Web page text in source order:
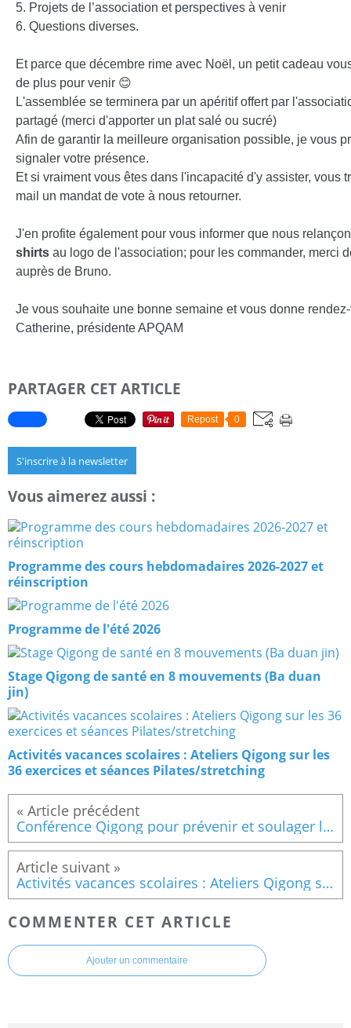
5. Projets de l’association et perspectives à venir
6. Questions diverses.
Et parce que décembre rime avec Noël, un petit cadeau
de plus pour venir 😊
L'assemblée se terminera par un apéritif offert par
partagé (merci d'apporter un plat salé ou sucré)
Afin de garantir la meilleure organisation possible, je vous
signaler votre présence.
Et si vraiment vous êtes dans l'incapacité d'y assister, vous
mail un mandat de vote à nous retourner.
J'en profite également pour vous informer que nous
shirts au logo de l'association; pour les commander, merci
auprès de Bruno.
Je vous souhaite une bonne semaine et vous donne
Catherine, présidente APQAM
PARTAGER CET ARTICLE
Repost 0
S'inscrire à la newsletter
Vous aimerez aussi :
Programme des cours hebdomadaires 2026-2027 et
réinscription
Programme de l'été 2026
Stage Qigong de santé en 8 mouvements (Ba duan
jin)
Activités vacances scolaires : Ateliers Qigong sur les
36 exercices et séances Pilates/stretching
Conférence Qigong pour prévenir et soulager les douleurs
Activités vacances scolaires : Ateliers Qigong sur les 36 exercices et séances Pilates/stretching
COMMENTER CET ARTICLE
Ajouter un commentaire